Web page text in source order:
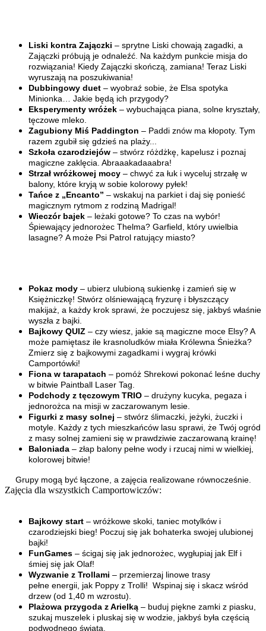
Liski kontra Zajączki – sprytne Liski chowają zagadki, a
Zajączki próbują je odnaleźć. Na każdym punkcie misja do
rozwiązania! Kiedy Zajączki skończą, zamiana! Teraz Liski
wyruszają na poszukiwania!
Dubbingowy duet – wyobraź sobie, że Elsa spotyka
Minionka… Jakie będą ich przygody?
Eksperymenty wróżek – wybuchająca piana, solne kryształy,
tęczowe mleko.
Zagubiony Miś Paddington – Paddi znów ma kłopoty. Tym
razem zgubił się gdzieś na plaży...
Szkoła czarodziejów – stwórz różdżkę, kapelusz i poznaj
magiczne zaklęcia. Abraaakadaaabra!
Strzał wróżkowej mocy – chwyć za łuk i wyceluj strzałę w
balony, które kryją w sobie kolorowy pyłek!
Tańce z „Encanto” – wskakuj na parkiet i daj się ponieść
magicznym rytmom z rodziną Madrigal!
Wieczór bajek – leżaki gotowe? To czas na wybór!
Śpiewający jednorożec Thelma? Garfield, który uwielbia
lasagne? A może Psi Patrol ratujący miasto?
Pokaz mody – ubierz ulubioną sukienkę i zamień się w
Księżniczkę! Stwórz olśniewającą fryzurę i błyszczący
makijaż, a każdy krok sprawi, że poczujesz się, jakbyś właśnie
wyszła z bajki.
Bajkowy QUIZ – czy wiesz, jakie są magiczne moce Elsy? A
może pamiętasz ile krasnoludków miała Królewna Śnieżka?
Zmierz się z bajkowymi zagadkami i wygraj krówki
Camportówki!
Fiona w tarapatach – pomóż Shrekowi pokonać leśne duchy
w bitwie Paintball Laser Tag.
Podchody z tęczowym TRIO – drużyny kucyka, pegaza i
jednorożca na misji w zaczarowanym lesie.
Figurki z masy solnej – stwórz ślimaczki, jeżyki, żuczki i
motyle. Każdy z tych mieszkańców lasu sprawi, że Twój ogród
z masy solnej zamieni się w prawdziwie zaczarowaną krainę!
Baloniada – złap balony pełne wody i rzucaj nimi w wielkiej,
kolorowej bitwie!
Grupy mogą być łączone, a zajęcia realizowane równocześnie.
Zajęcia dla wszystkich Camportowiczów:
Bajkowy start – wróżkowe skoki, taniec motylków i
czarodziejski bieg! Poczuj się jak bohaterka swojej ulubionej
bajki!
FunGames – ścigaj się jak jednorożec, wygłupiaj jak Elf i
śmiej się jak Olaf!
Wyzwanie z Trollami – przemierzaj linowe trasy
pełne energii, jak Poppy z Trolli! Wspinaj się i skacz wśród
drzew (od 1,40 m wzrostu).
Plażowa przygoda z Arielką – buduj piękne zamki z piasku,
szukaj muszelek i pluskaj się w wodzie, jakbyś była częścią
podwodnego świata.